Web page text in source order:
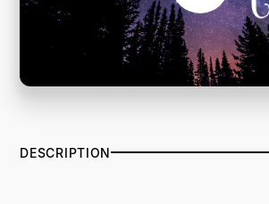
DESCRIPTION